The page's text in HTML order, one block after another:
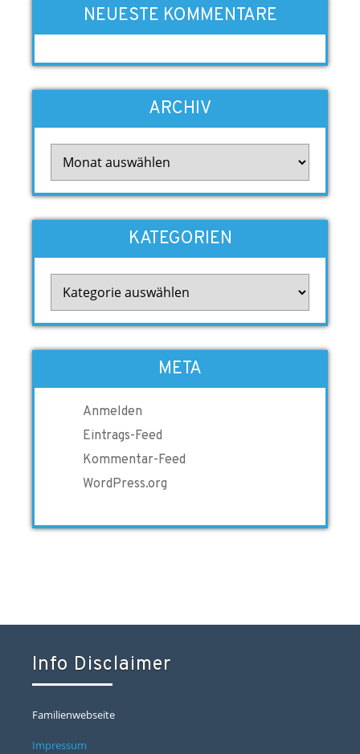
NEUESTE KOMMENTARE
ARCHIV
KATEGORIEN
META
Anmelden
Eintrags-Feed
Kommentar-Feed
WordPress.org
Info Disclaimer
Familienwebseite
Impressum